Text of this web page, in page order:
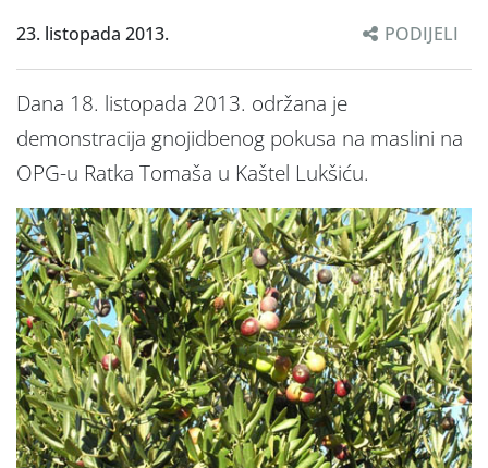
23. listopada 2013. PODIJELI
Dana 18. listopada 2013. održana je
demonstracija gnojidbenog pokusa na maslini na
OPG-u Ratka Tomaša u Kaštel Lukšiću.